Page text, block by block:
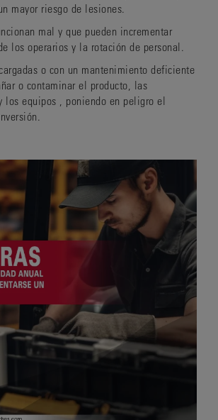
mayor riesgo de lesiones
mal y que pueden incrementar
los operarios y la rotación de personal
o con un mantenimiento deficiente
o contaminar el producto, las
los equipos
poniendo en peligro el